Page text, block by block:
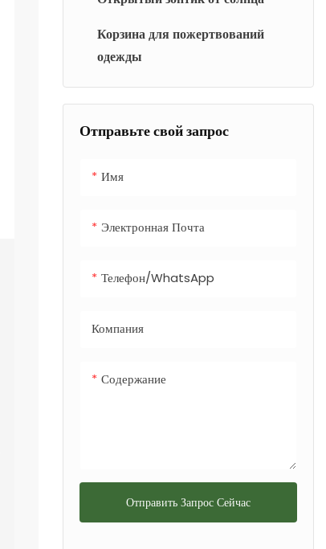
Корзина для пожертвований
одежды
Отправьте свой запрос
Имя
Электронная Почта
Телефон/WhatsApp
Компания
Содержание
Отправить Запрос Сейчас